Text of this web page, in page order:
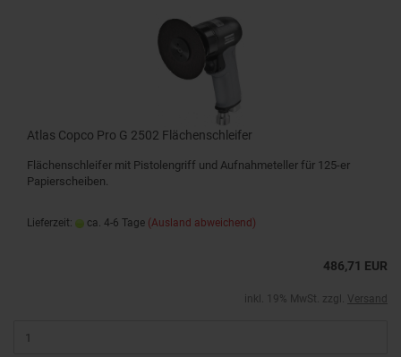
Atlas Copco Pro G 2502 Flächenschleifer
Flächenschleifer mit Pistolengriff und Aufnahmeteller für 125-er
Papierscheiben.
Lieferzeit: ca. 4-6 Tage (Ausland abweichend)
486,71 EUR
inkl. 19% MwSt. zzgl. Versand